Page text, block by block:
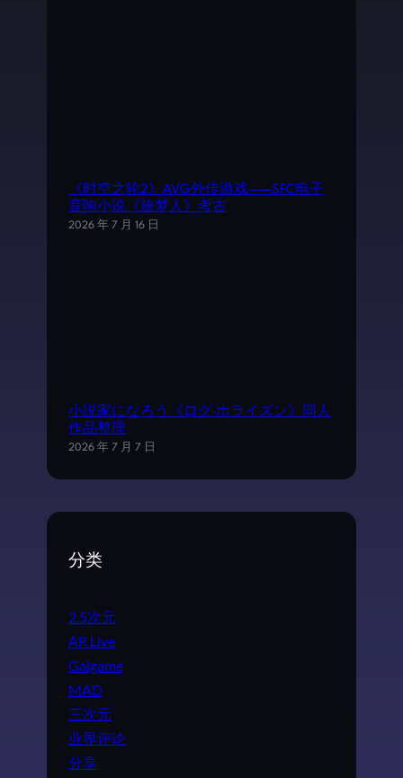
《时空之轮2》AVG外传游戏——SFC电子
音响小说《旅梦人》考古
2026 年 7 月 16 日
小説家になろう《ログ·ホライズン》同人
作品整理
2026 年 7 月 7 日
分类
2.5次元
AR Live
Galgame
MAD
三次元
业界评论
分享